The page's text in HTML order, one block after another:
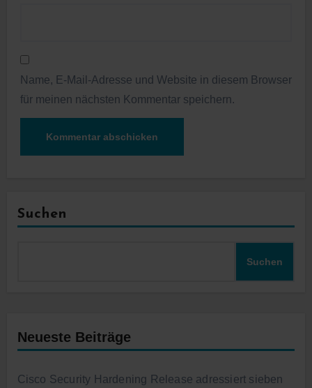
Name, E-Mail-Adresse und Website in diesem Browser
für meinen nächsten Kommentar speichern.
Suchen
Suchen
Neueste Beiträge
Cisco Security Hardening Release adressiert sieben